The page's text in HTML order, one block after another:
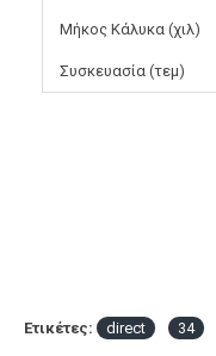
Μήκος Κάλυκα (χιλ)
Συσκευασία (τεμ)
Ετικέτες: direct 34